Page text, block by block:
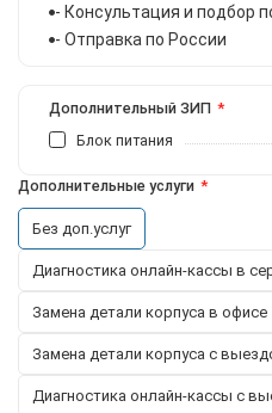
- Консультация и подбор
- Отправка по России
Дополнительный ЗИП
Блок питания
Дополнительные услуги
Без доп.услуг
Диагностика онлайн-кассы в
Замена детали корпуса в офисе
Замена детали корпуса с
Диагностика онлайн-кассы с